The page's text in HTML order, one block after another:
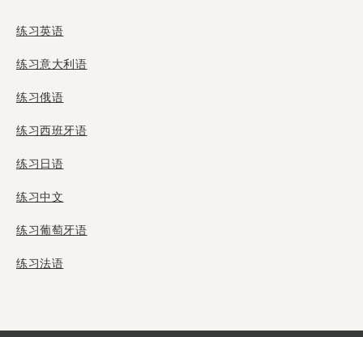
练习英语
练习意大利语
练习俄语
练习西班牙语
练习日语
练习中文
练习葡萄牙语
练习法语